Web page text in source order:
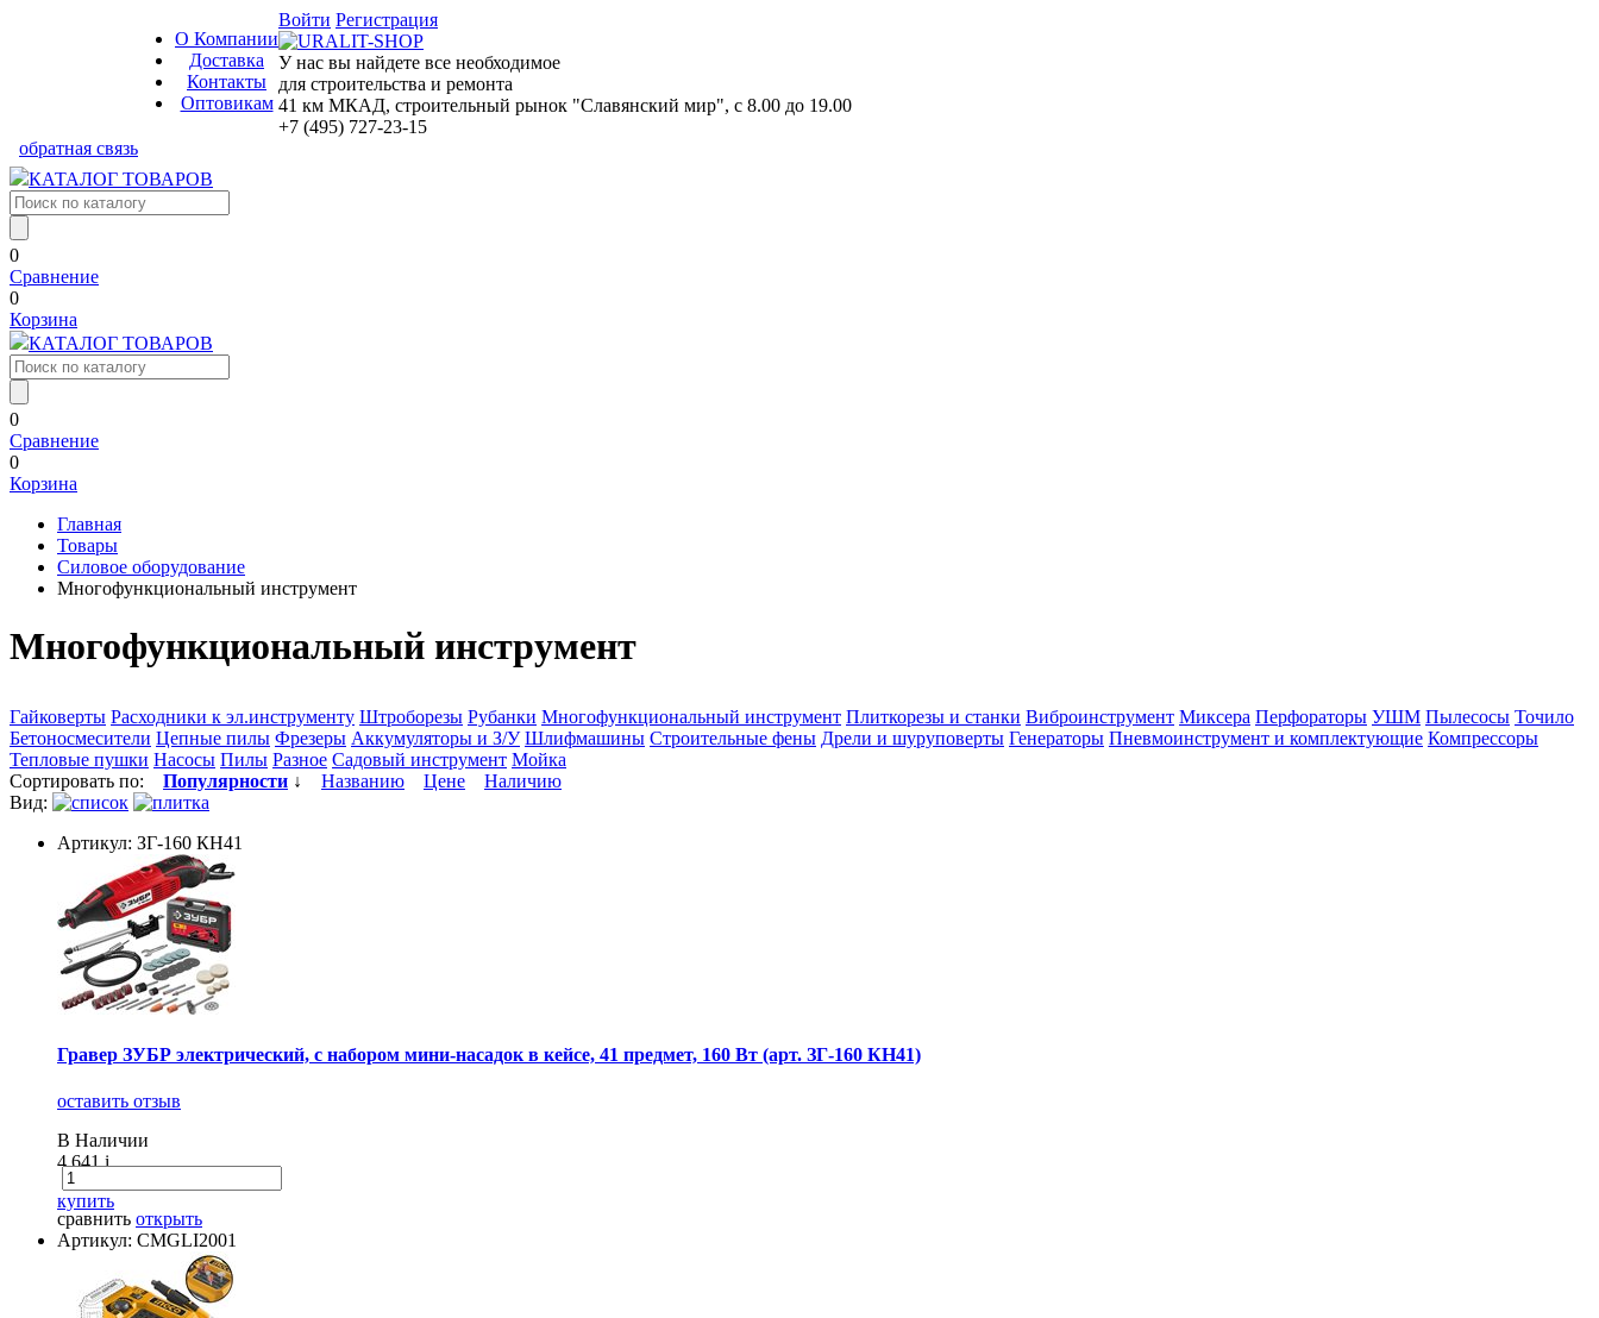
О Компании
Доставка
Контакты
Оптовикам
Войти Регистрация
У нас вы найдете все необходимое
для строительства и ремонта
41 км МКАД, строительный рынок "Славянский мир", с 8.00 до 19.00
+7 (495) 727-23-15
обратная связь
КАТАЛОГ ТОВАРОВ
0
Сравнение
0
Корзина
КАТАЛОГ ТОВАРОВ
0
Сравнение
0
Корзина
Главная
Товары
Силовое оборудование
Многофункциональный инструмент
Многофункциональный инструмент
Гайковерты Расходники к эл.инструменту Штроборезы Рубанки Многофункциональный инструмент Плиткорезы и станки Виброинструмент Миксера Перфораторы УШМ Пылесосы Точило
Бетоносмесители Цепные пилы Фрезеры Аккумуляторы и З/У Шлифмашины Строительные фены Дрели и шуруповерты Генераторы Пневмоинструмент и комплектующие Компрессоры
Тепловые пушки Насосы Пилы Разное Садовый инструмент Мойка
Сортировать по: Популярности ↓ Названию Цене
Наличию
Вид:
Артикул: ЗГ-160 КН41
Гравер ЗУБР электрический, с набором мини-насадок в кейсе, 41 предмет, 160 Вт (арт. ЗГ-160 КН41)
оставить отзыв
В Наличии
4 641i
купить
сравнить открыть
Артикул: CMGLI2001